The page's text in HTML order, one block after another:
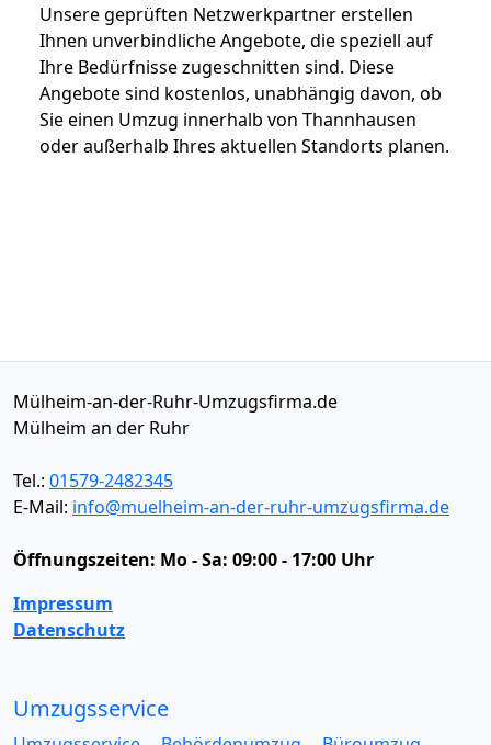
Unsere geprüften Netzwerkpartner erstellen
Ihnen unverbindliche Angebote, die speziell auf
Ihre Bedürfnisse zugeschnitten sind. Diese
Angebote sind kostenlos, unabhängig davon, ob
Sie einen Umzug innerhalb von Thannhausen
oder außerhalb Ihres aktuellen Standorts planen.
Mülheim-an-der-Ruhr-Umzugsfirma.de
Mülheim an der Ruhr
Tel.: 01579-2482345
E-Mail: info@muelheim-an-der-ruhr-umzugsfirma.de
Öffnungszeiten: Mo - Sa: 09:00 - 17:00 Uhr
Impressum
Datenschutz
Umzugsservice